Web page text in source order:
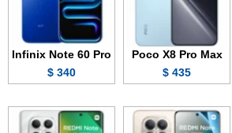
Poco X8 Pro Max
435 $
Infinix Note 60 Pro
340 $